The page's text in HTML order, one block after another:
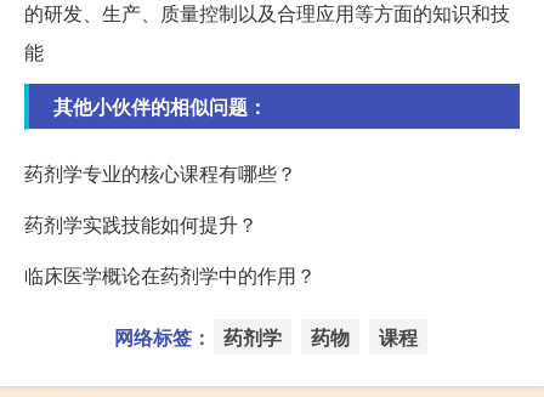
的研发、生产、质量控制以及合理应用等方面的知识和技
能
其他小伙伴的相似问题：
药剂学专业的核心课程有哪些？
药剂学实践技能如何提升？
临床医学概论在药剂学中的作用？
网络标签： 药剂学 药物 课程